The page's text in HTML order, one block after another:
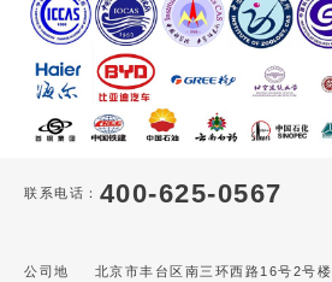
联系电话： 400-625-0567
公司地
北京市丰台区南三环西路16号2号楼